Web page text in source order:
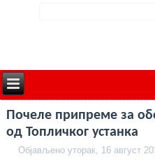
bonusu
siteler
deneme
Почеле припреме за
од Топличког устанка
Објављено уторак, 16 август